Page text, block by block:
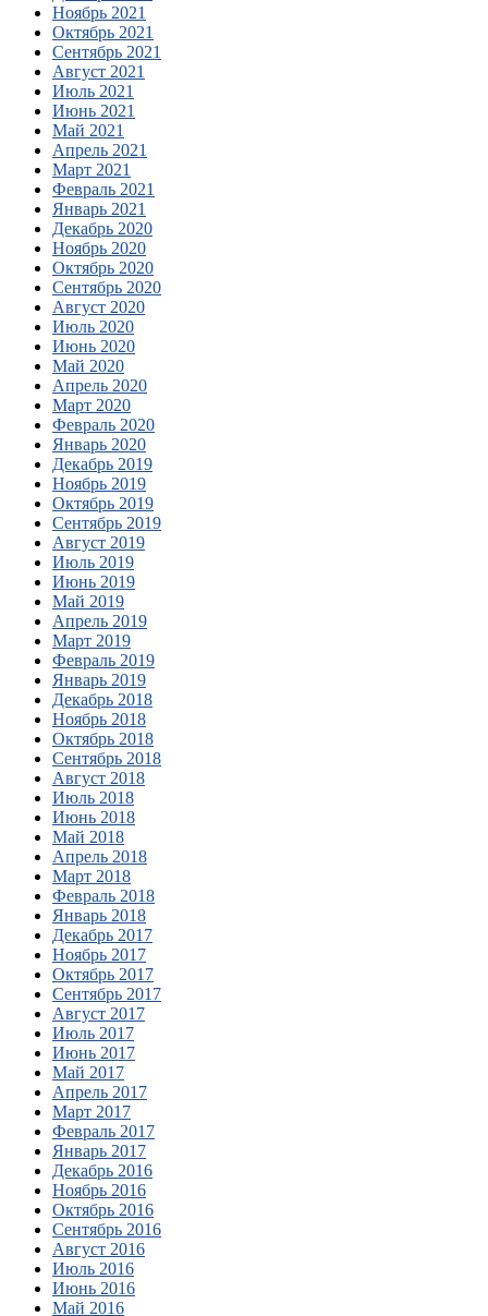
Ноябрь 2021
Октябрь 2021
Сентябрь 2021
Август 2021
Июль 2021
Июнь 2021
Май 2021
Апрель 2021
Март 2021
Февраль 2021
Январь 2021
Декабрь 2020
Ноябрь 2020
Октябрь 2020
Сентябрь 2020
Август 2020
Июль 2020
Июнь 2020
Май 2020
Апрель 2020
Март 2020
Февраль 2020
Январь 2020
Декабрь 2019
Ноябрь 2019
Октябрь 2019
Сентябрь 2019
Август 2019
Июль 2019
Июнь 2019
Май 2019
Апрель 2019
Март 2019
Февраль 2019
Январь 2019
Декабрь 2018
Ноябрь 2018
Октябрь 2018
Сентябрь 2018
Август 2018
Июль 2018
Июнь 2018
Май 2018
Апрель 2018
Март 2018
Февраль 2018
Январь 2018
Декабрь 2017
Ноябрь 2017
Октябрь 2017
Сентябрь 2017
Август 2017
Июль 2017
Июнь 2017
Май 2017
Апрель 2017
Март 2017
Февраль 2017
Январь 2017
Декабрь 2016
Ноябрь 2016
Октябрь 2016
Сентябрь 2016
Август 2016
Июль 2016
Июнь 2016
Май 2016